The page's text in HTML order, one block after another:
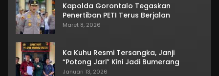
Kapolda Gorontalo Tegaskan
Penertiban PETI Terus Berjalan
Maret 8, 2026
Ka Kuhu Resmi Tersangka, Janji
“Potong Jari” Kini Jadi Bumerang
Januari 13, 2026